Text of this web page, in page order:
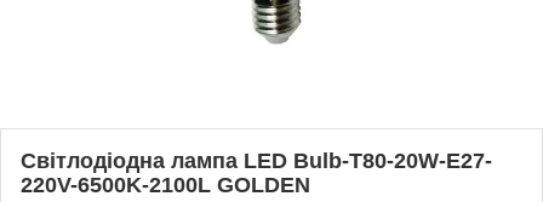
Світлодіодна лампа LED Bulb-T80-20W-E27-
220V-6500K-2100L GOLDEN